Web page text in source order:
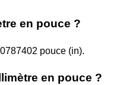
en pouce ?
pouce (in).
en pouce ?